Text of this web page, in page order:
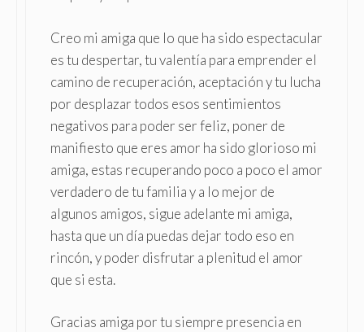
Creo mi amiga que lo que ha sido espectacular
es tu despertar, tu valentía para emprender el
camino de recuperación, aceptación y tu lucha
por desplazar todos esos sentimientos
negativos para poder ser feliz, poner de
manifiesto que eres amor ha sido glorioso mi
amiga, estas recuperando poco a poco el amor
verdadero de tu familia y a lo mejor de
algunos amigos, sigue adelante mi amiga,
hasta que un día puedas dejar todo eso en
rincón, y poder disfrutar a plenitud el amor
que si esta.
Gracias amiga por tu siempre presencia en